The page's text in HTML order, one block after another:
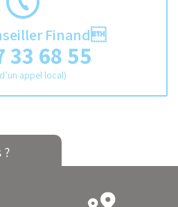
Finand
33 68 55
appel local)